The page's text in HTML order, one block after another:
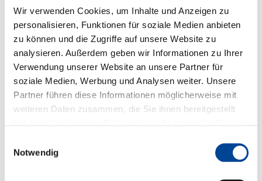
Wir verwenden Cookies, um Inhalte und Anzeigen zu
personalisieren, Funktionen für soziale Medien anbieten
zu können und die Zugriffe auf unsere Website zu
analysieren. Außerdem geben wir Informationen zu Ihrer
Verwendung unserer Website an unsere Partner für
soziale Medien, Werbung und Analysen weiter. Unsere
Partner führen diese Informationen möglicherweise mit
weiteren Daten zusammen, die Sie ihnen bereitgestellt
Notwendig